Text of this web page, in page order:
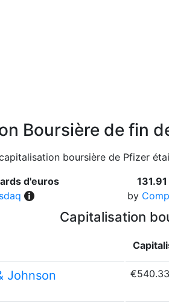
Boursière de fin
boursière de Pfizer
d'euros
by
Capitalisation
Johnson